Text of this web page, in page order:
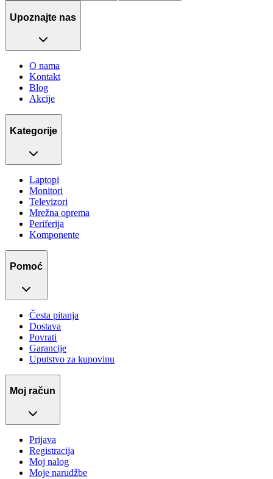
Upoznajte nas
O nama
Kontakt
Blog
Akcije
Kategorije
Laptopi
Monitori
Televizori
Mrežna oprema
Periferija
Komponente
Pomoć
Česta pitanja
Dostava
Povrati
Garancije
Uputstvo za kupovinu
Moj račun
Prijava
Registracija
Moj nalog
Moje narudžbe